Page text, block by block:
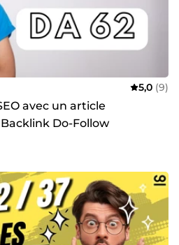
5,0 (9)
avec un article
Do-Follow